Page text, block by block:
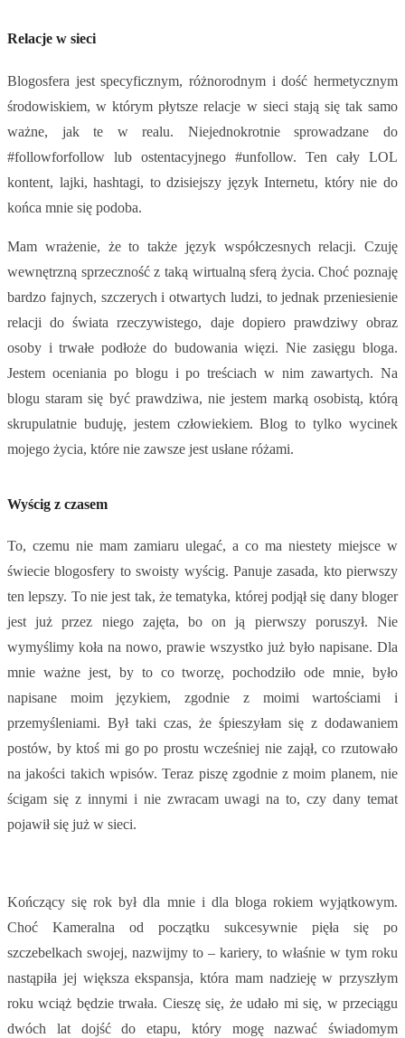
Relacje w sieci
Blogosfera jest specyficznym, różnorodnym i dość hermetycznym
środowiskiem, w którym płytsze relacje w sieci stają się tak samo
ważne, jak te w realu. Niejednokrotnie sprowadzane do
#followforfollow lub ostentacyjnego #unfollow. Ten cały LOL
kontent, lajki, hashtagi, to dzisiejszy język Internetu, który nie do
końca mnie się podoba.
Mam wrażenie, że to także język współczesnych relacji. Czuję
wewnętrzną sprzeczność z taką wirtualną sferą życia. Choć poznaję
bardzo fajnych, szczerych i otwartych ludzi, to jednak przeniesienie
relacji do świata rzeczywistego, daje dopiero prawdziwy obraz
osoby i trwałe podłoże do budowania więzi. Nie zasięgu bloga.
Jestem oceniania po blogu i po treściach w nim zawartych. Na
blogu staram się być prawdziwa, nie jestem marką osobistą, którą
skrupulatnie buduję, jestem człowiekiem. Blog to tylko wycinek
mojego życia, które nie zawsze jest usłane różami.
Wyścig z czasem
To, czemu nie mam zamiaru ulegać, a co ma niestety miejsce w
świecie blogosfery to swoisty wyścig. Panuje zasada, kto pierwszy
ten lepszy. To nie jest tak, że tematyka, której podjął się dany bloger
jest już przez niego zajęta, bo on ją pierwszy poruszył. Nie
wymyślimy koła na nowo, prawie wszystko już było napisane. Dla
mnie ważne jest, by to co tworzę, pochodziło ode mnie, było
napisane moim językiem, zgodnie z moimi wartościami i
przemyśleniami. Był taki czas, że śpieszyłam się z dodawaniem
postów, by ktoś mi go po prostu wcześniej nie zajął, co rzutowało
na jakości takich wpisów. Teraz piszę zgodnie z moim planem, nie
ścigam się z innymi i nie zwracam uwagi na to, czy dany temat
pojawił się już w sieci.
Kończący się rok był dla mnie i dla bloga rokiem wyjątkowym.
Choć Kameralna od początku sukcesywnie pięła się po
szczebelkach swojej, nazwijmy to – kariery, to właśnie w tym roku
nastąpiła jej większa ekspansja, która mam nadzieję w przyszłym
roku wciąż będzie trwała. Cieszę się, że udało mi się, w przeciągu
dwóch lat dojść do etapu, który mogę nazwać świadomym